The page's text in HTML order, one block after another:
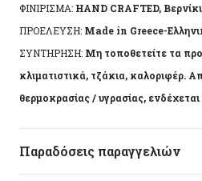
αποκλίσεις ανά προϊόν λόγω
κατασκευής του. Made in
ΦΙΝΙΡΙΣΜΑ: HAND CRAFTED,
ΠΡΟΕΛΕΥΣΗ: Made in Greece-
ΣΥΝΤΗΡΗΣΗ: Μη τοποθετείτε τα
κλιματιστικά, τζάκια, καλοριφέρ.
θερμοκρασίας / υγρασίας,
Παραδόσεις παραγγελιών